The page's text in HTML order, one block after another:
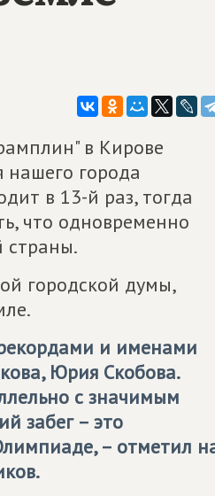
в Кирове
нашего города
в 13-й раз, тогда
что одновременно
страны.
городской думы,
и именами
Юрия Скобова.
с значимым
забег – это
– отметил